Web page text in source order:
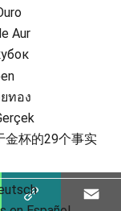
Aur
ทอง
杯的29个事实